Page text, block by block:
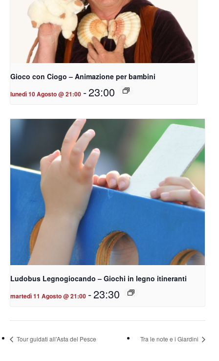
Gioco con Ciogo – Animazione per bambini
lunedì 10 Agosto @ 21:00 -23:00
Ludobus Legnogiocando – Giochi in legno itineranti
martedì 11 Agosto @ 21:00 -23:30
Tour guidati all’Asta del Pesce Tra le note e i Giardini